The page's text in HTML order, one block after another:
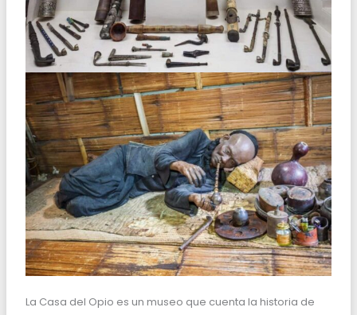
La Casa del Opio es un museo que cuenta la historia de